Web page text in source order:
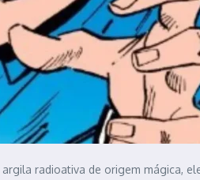
radioativa de origem mágica,